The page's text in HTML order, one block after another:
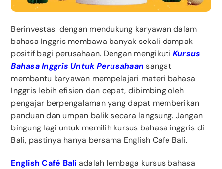
Berinvestasi dengan mendukung karyawan dalam
bahasa Inggris membawa banyak sekali dampak
positif bagi perusahaan. Dengan mengikuti Kursus
Bahasa Inggris Untuk Perusahaan sangat
membantu karyawan mempelajari materi bahasa
Inggris lebih efisien dan cepat, dibimbing oleh
pengajar berpengalaman yang dapat memberikan
panduan dan umpan balik secara langsung. Jangan
bingung lagi untuk memilih kursus bahasa inggris di
Bali, pastinya hanya bersama English Cafe Bali.
English Café Bali adalah lembaga kursus bahasa